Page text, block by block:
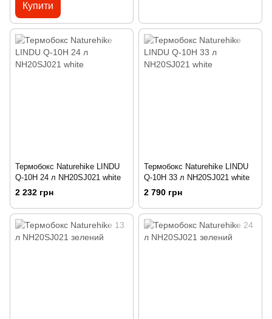
Купити
Термобокс Naturehike LINDU
Q-10H 24 л NH20SJ021 white
2 232 грн
Термобокс Naturehike LINDU
Q-10H 33 л NH20SJ021 white
2 790 грн